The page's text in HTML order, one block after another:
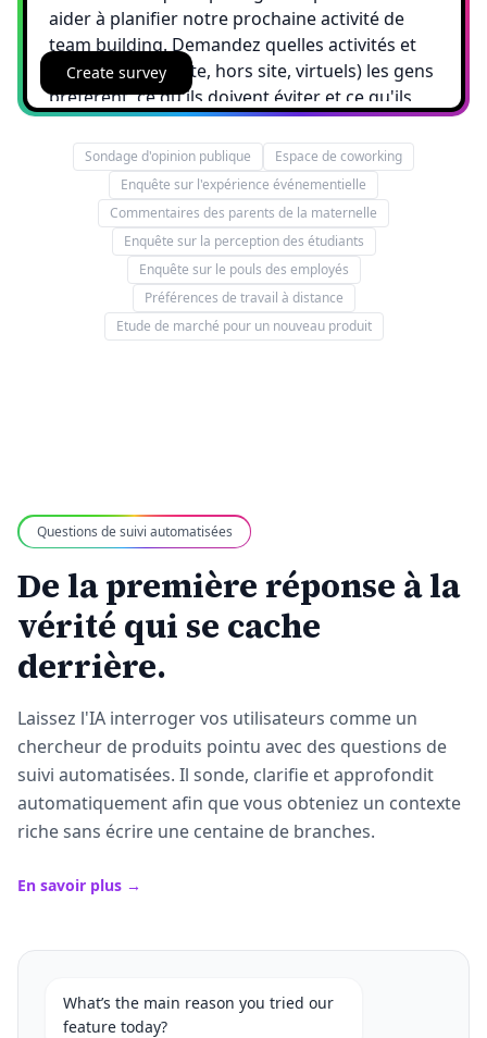
Create survey
Sondage d'opinion publique
Espace de coworking
Enquête sur l'expérience événementielle
Commentaires des parents de la maternelle
Enquête sur la perception des étudiants
Enquête sur le pouls des employés
Préférences de travail à distance
Etude de marché pour un nouveau produit
Questions de suivi automatisées
De la première réponse à la
vérité qui se cache
derrière.
Laissez l'IA interroger vos utilisateurs comme un
chercheur de produits pointu avec des questions de
suivi automatisées. Il sonde, clarifie et approfondit
automatiquement afin que vous obteniez un contexte
riche sans écrire une centaine de branches.
En savoir plus →
What’s the main reason you tried our
feature today?